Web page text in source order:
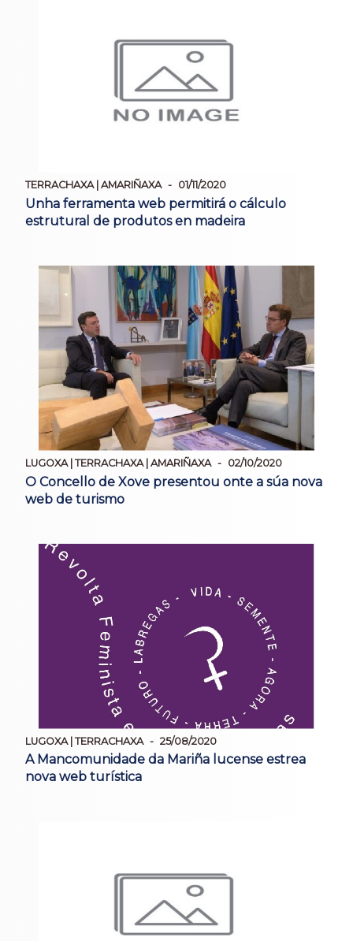
TERRACHAXA | AMARIÑAXA 01/11/2020
Unha ferramenta web permitirá o cálculo
estrutural de produtos en madeira
LUGOXA | TERRACHAXA | AMARIÑAXA 02/10/2020
O Concello de Xove presentou onte a súa nova
web de turismo
LUGOXA | TERRACHAXA 25/08/2020
A Mancomunidade da Mariña lucense estrea
nova web turística